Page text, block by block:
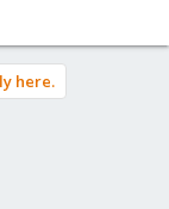
here.